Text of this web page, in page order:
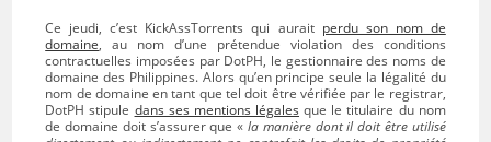
Ce jeudi, c’est KickAssTorrents qui aurait perdu son nom de
domaine, au nom d’une prétendue violation des conditions
contractuelles imposées par DotPH, le gestionnaire des noms de
domaine des Philippines. Alors qu’en principe seule la légalité du
nom de domaine en tant que tel doit être vérifiée par le registrar,
DotPH stipule dans ses mentions légales que le titulaire du nom
de domaine doit s’assurer que « la manière dont il doit être utilisé